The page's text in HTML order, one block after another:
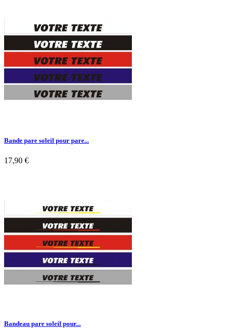
Bande pare soleil pour pare...
17,90 €
Bandeau pare soleil pour...